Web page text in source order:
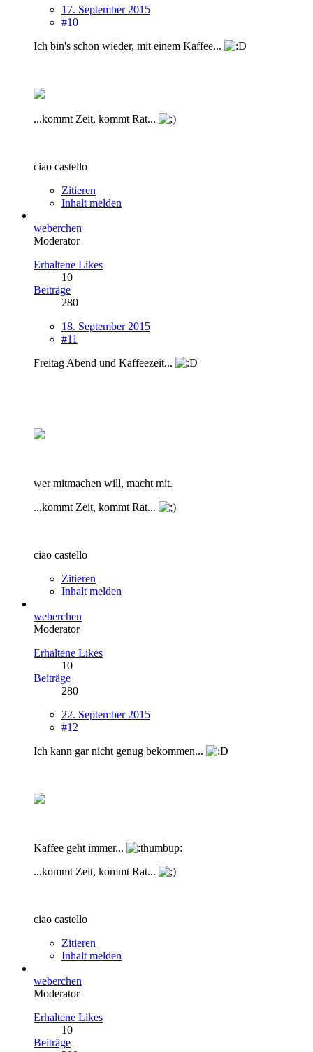
17. September 2015
#10
Ich bin's schon wieder, mit einem Kaffee...
...kommt Zeit, kommt Rat...
ciao castello
Zitieren
Inhalt melden
weberchen
Moderator
Erhaltene Likes
10
Beiträge
280
18. September 2015
#11
Freitag Abend und Kaffeezeit...
wer mitmachen will, macht mit.
...kommt Zeit, kommt Rat...
ciao castello
Zitieren
Inhalt melden
weberchen
Moderator
Erhaltene Likes
10
Beiträge
280
22. September 2015
#12
Ich kann gar nicht genug bekommen...
Kaffee geht immer...
...kommt Zeit, kommt Rat...
ciao castello
Zitieren
Inhalt melden
weberchen
Moderator
Erhaltene Likes
10
Beiträge